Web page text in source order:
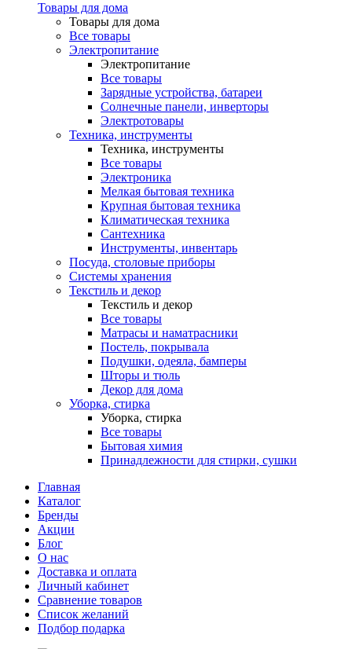
Товары для дома
Товары для дома
Все товары
Электропитание
Электропитание
Все товары
Зарядные устройства, батареи
Солнечные панели, инверторы
Электротовары
Техника, инструменты
Техника, инструменты
Все товары
Электроника
Мелкая бытовая техника
Крупная бытовая техника
Климатическая техника
Сантехника
Инструменты, инвентарь
Посуда, столовые приборы
Системы хранения
Текстиль и декор
Текстиль и декор
Все товары
Матрасы и наматрасники
Постель, покрывала
Подушки, одеяла, бамперы
Шторы и тюль
Декор для дома
Уборка, стирка
Уборка, стирка
Все товары
Бытовая химия
Принадлежности для стирки, сушки
Главная
Каталог
Бренды
Акции
Блог
О нас
Доставка и оплата
Личный кабинет
Сравнение товаров
Список желаний
Подбор подарка